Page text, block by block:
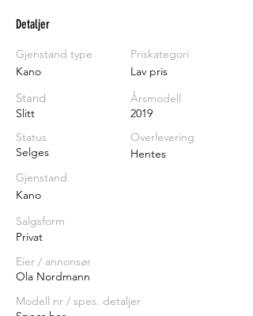
Detaljer
Gjenstand type
Kano
Stand
Slitt
Status
Selges
Priskategori
Lav pris
Årsmodell
2019
Overlevering
Hentes
Gjenstand
Kano
Salgsform
Privat
Eier / annonsør
Ola Nordmann
Modell nr / spes. detaljer